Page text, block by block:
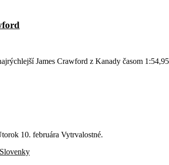
James Crawford z Kanady časom
10. februára Vytrvalostné.